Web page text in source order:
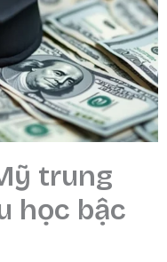
trung
học bậc